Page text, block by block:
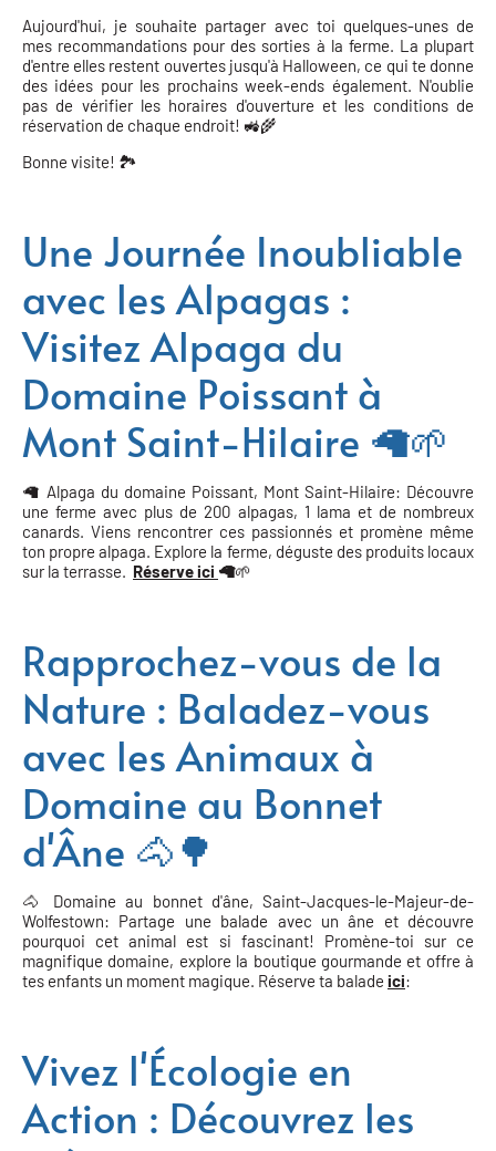
Aujourd'hui, je souhaite partager avec toi quelques-unes de
mes recommandations pour des sorties à la ferme. La plupart
d'entre elles restent ouvertes jusqu'à Halloween, ce qui te donne
des idées pour les prochains week-ends également. N'oublie
pas de vérifier les horaires d'ouverture et les conditions de
réservation de chaque endroit! 🚜🌾
Bonne visite! 🏞️
Une Journée Inoubliable
avec les Alpagas :
Visitez Alpaga du
Domaine Poissant à
Mont Saint-Hilaire 🦙🌱
🦙 Alpaga du domaine Poissant, Mont Saint-Hilaire: Découvre
une ferme avec plus de 200 alpagas, 1 lama et de nombreux
canards. Viens rencontrer ces passionnés et promène même
ton propre alpaga. Explore la ferme, déguste des produits locaux
sur la terrasse. Réserve ici 🦙🌱
Rapprochez-vous de la
Nature : Baladez-vous
avec les Animaux à
Domaine au Bonnet
d'Âne 🐴🌳
🐴 Domaine au bonnet d'âne, Saint-Jacques-le-Majeur-de-
Wolfestown: Partage une balade avec un âne et découvre
pourquoi cet animal est si fascinant! Promène-toi sur ce
magnifique domaine, explore la boutique gourmande et offre à
tes enfants un moment magique. Réserve ta balade ici:
Vivez l'Écologie en
Action : Découvrez les